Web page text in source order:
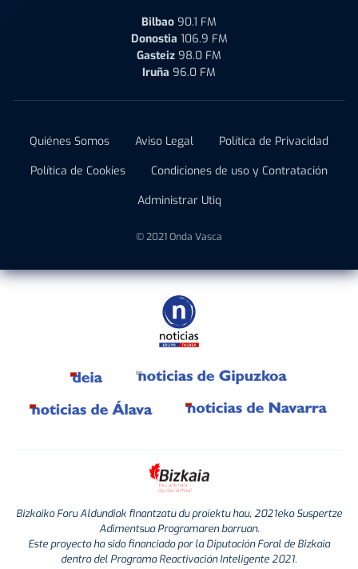
Bilbao 90.1 FM
Donostia 106.9 FM
Gasteiz 98.0 FM
Iruña 96.0 FM
Quiénes Somos Aviso Legal
Política de Privacidad
Política de Cookies
Condiciones de uso y Contratación
Administrar Utiq
© 2021 Onda Vasca
Bizkaiko Foru Aldundiak finantzatu du proiektu hau, 2021eko Suspertze
Adimentsua Programaren barruan.
Este proyecto ha sido financiado por la Diputación Foral de Bizkaia
dentro del Programa Reactivación Inteligente 2021.